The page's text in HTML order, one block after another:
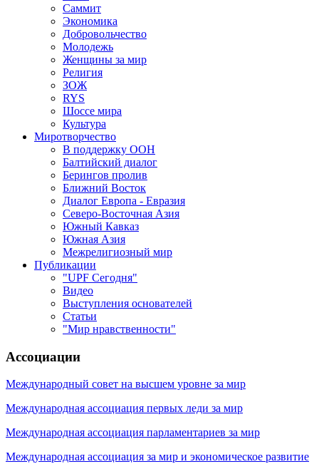
Саммит
Экономика
Добровольчество
Молодежь
Женщины за мир
Религия
ЗОЖ
RYS
Шоссе мира
Культура
Миротворчество
В поддержку ООН
Балтийский диалог
Берингов пролив
Ближний Восток
Диалог Европа - Евразия
Северо-Восточная Азия
Южный Кавказ
Южная Азия
Межрелигиозный мир
Публикации
"UPF Сегодня"
Видео
Выступления основателей
Статьи
"Мир нравственности"
Ассоциации
Международный совет на высшем уровне за мир
Международная ассоциация первых леди за мир
Международная ассоциация парламентариев за мир
Международная ассоциация за мир и экономическое развитие